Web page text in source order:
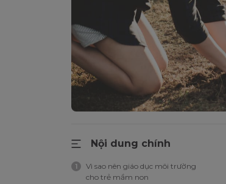
Nội dung chính
1
Vì sao nên giáo dục môi trường
cho trẻ mầm non